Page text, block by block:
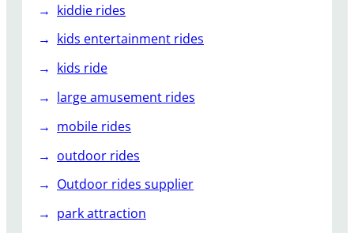
kiddie rides
kids entertainment rides
kids ride
large amusement rides
mobile rides
outdoor rides
Outdoor rides supplier
park attraction